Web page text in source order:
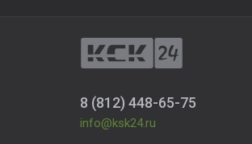
8 (812) 448-65-75
info@ksk24.ru